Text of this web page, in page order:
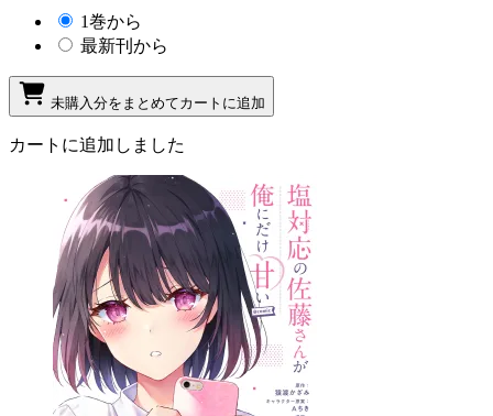
1巻から
最新刊から
未購入分をまとめてカートに追加
カートに追加しました